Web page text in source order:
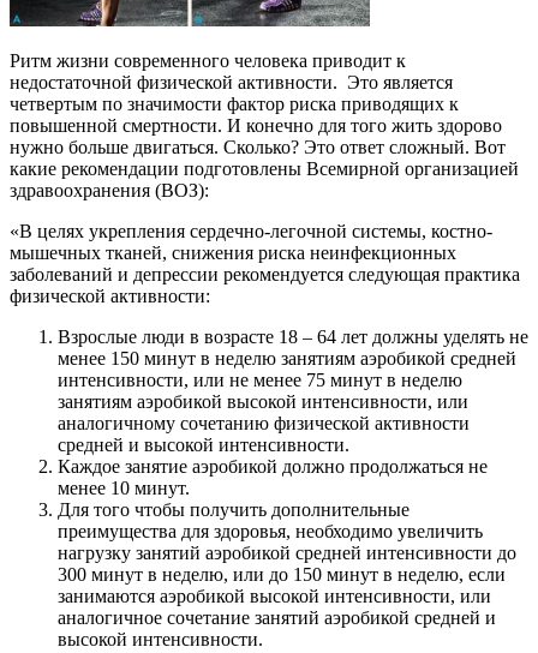
Ритм жизни современного человека приводит к
недостаточной физической активности. Это является
четвертым по значимости фактор риска приводящих к
повышенной смертности. И конечно для того жить здорово
нужно больше двигаться. Сколько? Это ответ сложный. Вот
какие рекомендации подготовлены Всемирной организацией
здравоохранения (ВОЗ):
«В целях укрепления сердечно-легочной системы, костно-
мышечных тканей, снижения риска неинфекционных
заболеваний и депрессии рекомендуется следующая практика
физической активности:
Взрослые люди в возрасте 18 – 64 лет должны уделять не
менее 150 минут в неделю занятиям аэробикой средней
интенсивности, или не менее 75 минут в неделю
занятиям аэробикой высокой интенсивности, или
аналогичному сочетанию физической активности
средней и высокой интенсивности.
Каждое занятие аэробикой должно продолжаться не
менее 10 минут.
Для того чтобы получить дополнительные
преимущества для здоровья, необходимо увеличить
нагрузку занятий аэробикой средней интенсивности до
300 минут в неделю, или до 150 минут в неделю, если
занимаются аэробикой высокой интенсивности, или
аналогичное сочетание занятий аэробикой средней и
высокой интенсивности.